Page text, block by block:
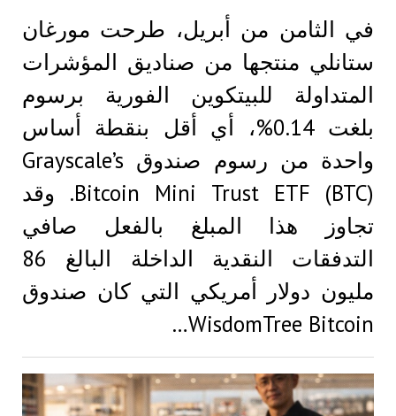
في الثامن من أبريل، طرحت مورغان
ستانلي منتجها من صناديق المؤشرات
المتداولة للبيتكوين الفورية برسوم
بلغت 0.14%، أي أقل بنقطة أساس
واحدة من رسوم صندوق Grayscale’s
Bitcoin Mini Trust ETF (BTC). وقد
تجاوز هذا المبلغ بالفعل صافي
التدفقات النقدية الداخلة البالغ 86
مليون دولار أمريكي التي كان صندوق
WisdomTree Bitcoin…